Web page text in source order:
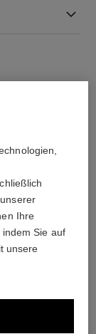
Ihre
Sie auf
unsere